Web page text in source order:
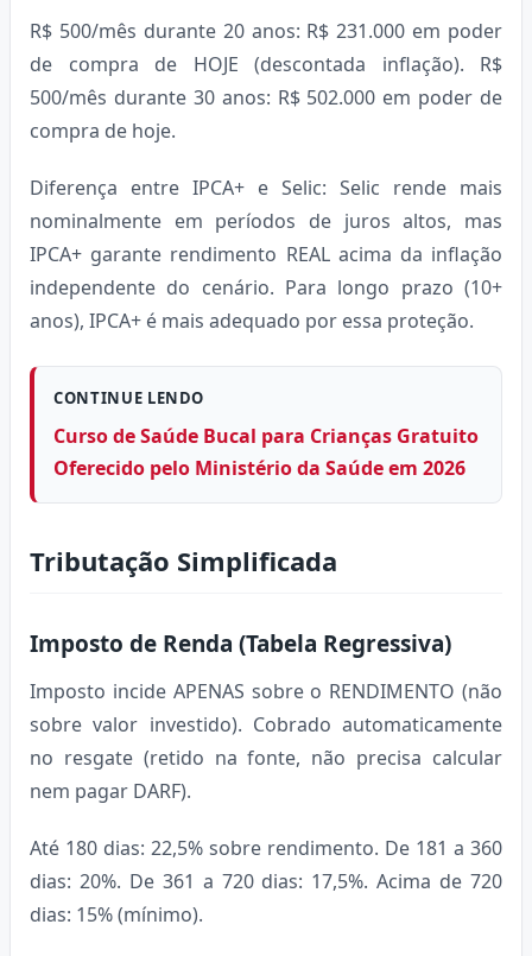
R$ 500/mês durante 20 anos: R$ 231.000 em poder
de compra de HOJE (descontada inflação). R$
500/mês durante 30 anos: R$ 502.000 em poder de
compra de hoje.
Diferença entre IPCA+ e Selic: Selic rende mais
nominalmente em períodos de juros altos, mas
IPCA+ garante rendimento REAL acima da inflação
independente do cenário. Para longo prazo (10+
anos), IPCA+ é mais adequado por essa proteção.
CONTINUE LENDO
Curso de Saúde Bucal para Crianças Gratuito
Oferecido pelo Ministério da Saúde em 2026
Tributação Simplificada
Imposto de Renda (Tabela Regressiva)
Imposto incide APENAS sobre o RENDIMENTO (não
sobre valor investido). Cobrado automaticamente
no resgate (retido na fonte, não precisa calcular
nem pagar DARF).
Até 180 dias: 22,5% sobre rendimento. De 181 a 360
dias: 20%. De 361 a 720 dias: 17,5%. Acima de 720
dias: 15% (mínimo).